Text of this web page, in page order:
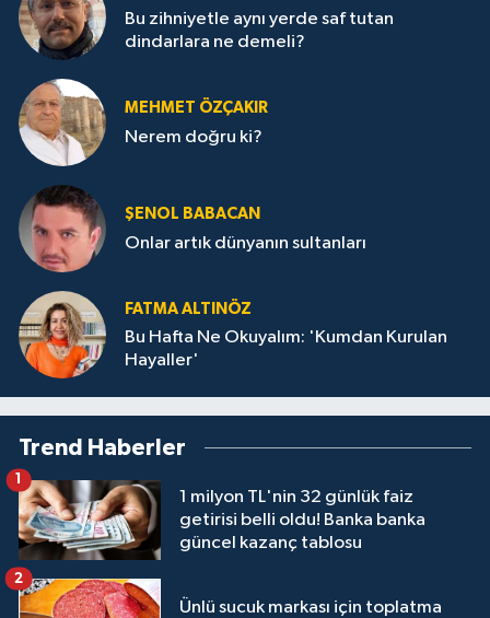
Bu zihniyetle aynı yerde saf tutan
dindarlara ne demeli?
MEHMET ÖZÇAKIR
Nerem doğru ki?
ŞENOL BABACAN
Onlar artık dünyanın sultanları
FATMA ALTINÖZ
Bu Hafta Ne Okuyalım: 'Kumdan Kurulan
Hayaller'
Trend Haberler
1 milyon TL'nin 32 günlük faiz
getirisi belli oldu! Banka banka
güncel kazanç tablosu
1
Ünlü sucuk markası için toplatma
2